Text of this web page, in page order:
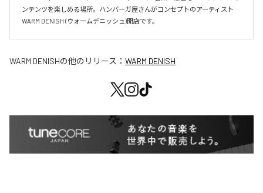
ンテンツを楽しめる場所。ハンバーガ屋さんがコンセプトのアーティスト
WARM DENISH (ウォームデニッシュ)開店です。
WARM DENISHの他のリリース： WARM DENISH